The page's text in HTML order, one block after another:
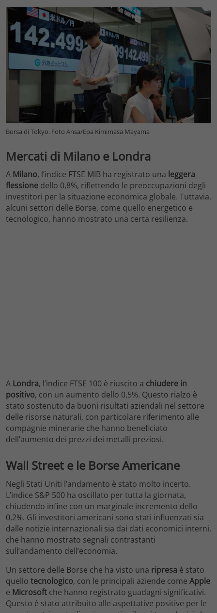
Borsa di Tokyo. Foto Ansa/Epa Kimimasa Mayama
Mercati di Milano e Londra
A Milano, l’indice FTSE MIB ha registrato una leggera
flessione dello 0,8%, riflettendo le preoccupazioni degli
investitori per la situazione economica globale. Tuttavia,
alcuni settori delle Borse, come quello energetico e
tecnologico, hanno mostrato una certa resilienza.
A Londra, l’indice FTSE 100 è riuscito a chiudere in
positivo, con un aumento dello 0,5%. Questo rialzo è
stato sostenuto da buoni risultati aziendali nel settore
delle risorse naturali, con particolare riferimento alle
compagnie minerarie che hanno beneficiato
dell’aumento dei prezzi dei metalli preziosi.
Wall Street e le Borse Americane
Negli Stati Uniti l’andamento è stato molto incerto.
L’indice S&P 500 ha oscillato per tutta la giornata,
chiudendo infine con un marginale incremento dello
0,2%. Gli investitori americani sono stati influenzati sia
dalle notizie internazionali sia dai dati economici interni,
che hanno mostrato segnali contrastanti
sull’andamento dell’economia.
Un settore delle Borse che ha visto una ripresa è stato
quello tecnologico, con le principali aziende come Apple
e Microsoft che hanno registrato guadagni significativi.
Questo è stato attribuito alle aspettative positive per le